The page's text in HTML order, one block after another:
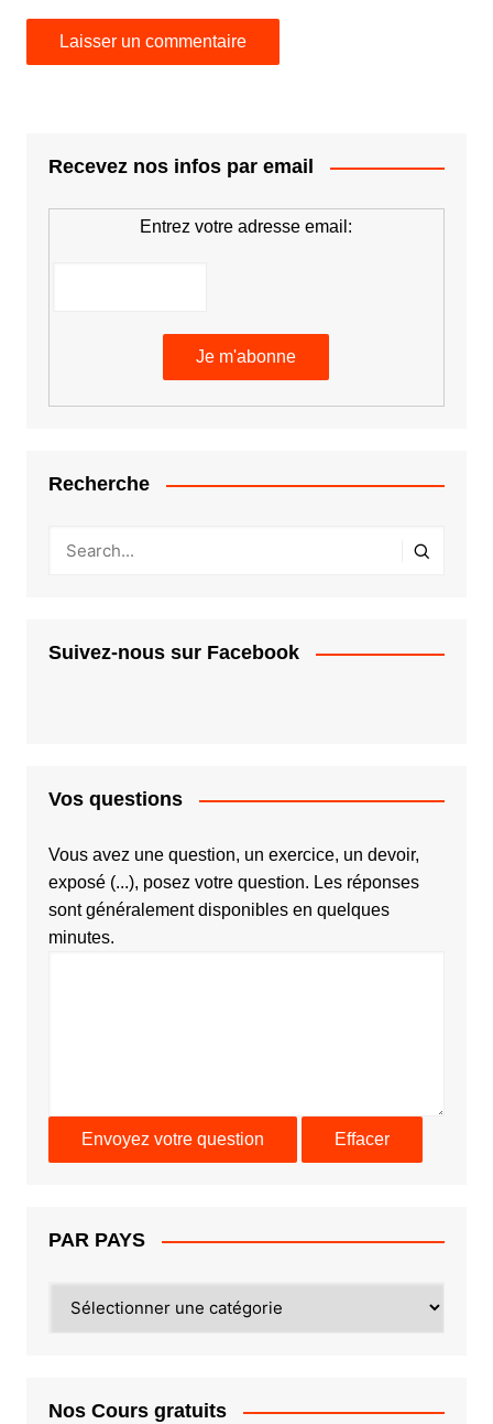
Recevez nos infos par email
Entrez votre adresse email:
Recherche
Suivez-nous sur Facebook
Vos questions
Vous avez une question, un exercice, un devoir,
exposé (...), posez votre question. Les réponses
sont généralement disponibles en quelques
minutes.
PAR PAYS
PAYS
Nos Cours gratuits